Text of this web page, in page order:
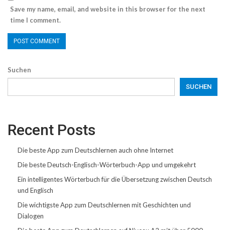
Save my name, email, and website in this browser for the next
time I comment.
Suchen
SUCHEN
Recent Posts
Die beste App zum Deutschlernen auch ohne Internet
Die beste Deutsch-Englisch-Wörterbuch-App und umgekehrt
Ein intelligentes Wörterbuch für die Übersetzung zwischen Deutsch
und Englisch
Die wichtigste App zum Deutschlernen mit Geschichten und
Dialogen